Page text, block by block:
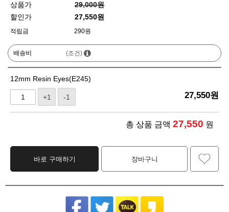
상품가
29,000원
할인가
27,550원
적립금 290원
배송비 (조건)
12mm Resin Eyes(E245)
+1 -1 27,550원
총 상품 금액 27,550 원
바로 구매하기 장바구니